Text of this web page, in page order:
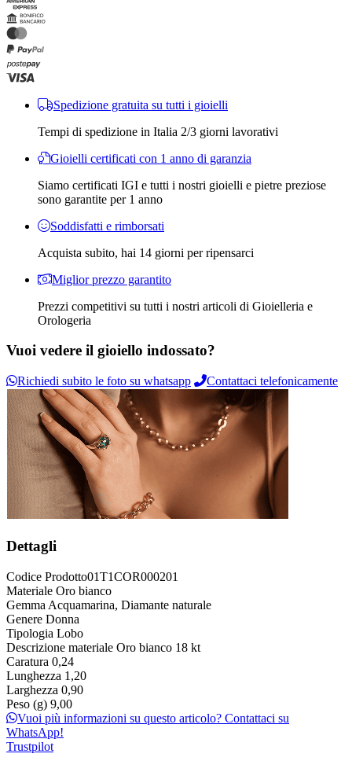
Spedizione gratuita su tutti i gioielli
Tempi di spedizione in Italia 2/3 giorni lavorativi
Gioielli certificati con 1 anno di garanzia
Siamo certificati IGI e tutti i nostri gioielli e pietre preziose
sono garantite per 1 anno
Soddisfatti e rimborsati
Acquista subito, hai 14 giorni per ripensarci
Miglior prezzo garantito
Prezzi competitivi su tutti i nostri articoli di Gioielleria e
Orologeria
Vuoi vedere il gioiello indossato?
Richiedi subito le foto su whatsapp Contattaci telefonicamente
Dettagli
Codice Prodotto01T1COR000201
Materiale Oro bianco
Gemma Acquamarina, Diamante naturale
Genere Donna
Tipologia Lobo
Descrizione materiale Oro bianco 18 kt
Caratura 0,24
Lunghezza 1,20
Larghezza 0,90
Peso (g) 9,00
Vuoi più informazioni su questo articolo? Contattaci su
WhatsApp!
Trustpilot